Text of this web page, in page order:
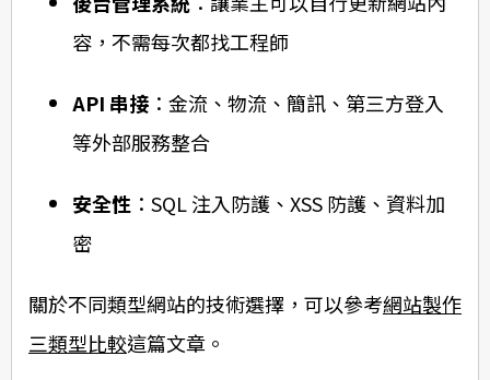
容，不需每次都找工程師
API 串接 ：金流、物流、簡訊、第三方登入
等外部服務整合
安全性 ：SQL 注入防護、XSS 防護、資料加
密
關於不同類型網站的技術選擇，可以參考網站製作
三類型比較這篇文章。